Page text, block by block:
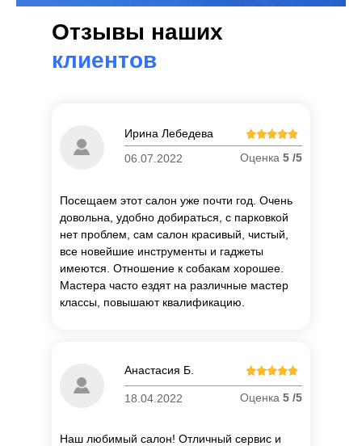
Отзывы наших
клиентов
Ирина Лебедева
06.07.2022
Оценка 5 /5
Посещаем этот салон уже почти год. Очень
довольна, удобно добираться, с парковкой
нет проблем, сам салон красивый, чистый,
все новейшие инструменты и гаджеты
имеются. Отношение к собакам хорошее.
Мастера часто ездят на различные мастер
классы, повышают квалификацию.
Анастасия Б.
18.04.2022 Оценка 5 /5
Наш любимый салон! Отличный сервис и